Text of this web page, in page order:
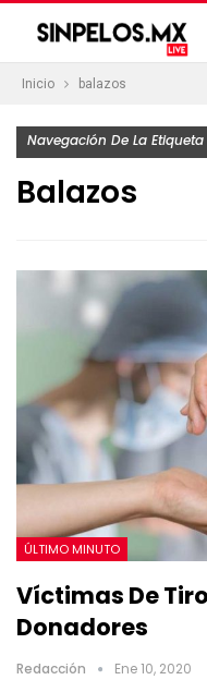
Inicio balazos
Navegación De La Etiqueta
Balazos
ÚLTIMO MINUTO
Víctimas De
Donadores
Redacción Ene 10, 2020